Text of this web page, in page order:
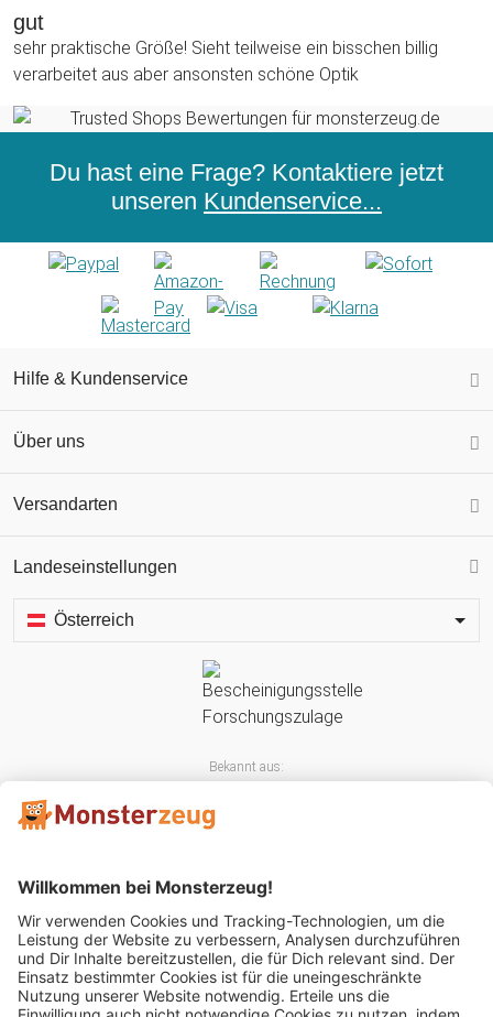
gut
sehr praktische Größe! Sieht teilweise ein bisschen billig
verarbeitet aus aber ansonsten schöne Optik
Du hast eine Frage? Kontaktiere jetzt
unseren Kundenservice...
Hilfe & Kundenservice
Über uns
Versandarten
Landeseinstellungen
Österreich
Bekannt aus:
Mitglied im: